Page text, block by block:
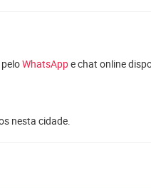
WhatsAppe chat online
nesta cidade.